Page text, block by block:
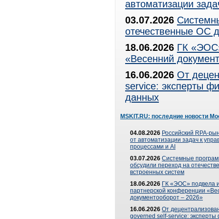
автоматизации
03.07.2026
отечественные ОС
18.06.2026 ГК
«Весенний
16.06.2026 От
service: эксперты
данных
MSKIT.RU: последние новости
04.08.2026 Российский RPA-
от автоматизации задач к
процессами и AI
03.07.2026 Системные
обсудили переход на
встроенных систем
18.06.2026 ГК «ЭОС» подвела
партнерской конференции
документооборот – 2026»
16.06.2026 От
governed self-service: эксперты